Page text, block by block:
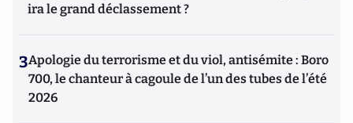
ira le grand déclassement ?
3Apologie du terrorisme et du viol, antisémite : Boro
700, le chanteur à cagoule de l’un des tubes de l’été
2026